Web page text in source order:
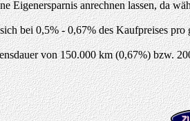
Eigenersparnis anrechnen lassen, da
bei 0,5% - 0,67% des Kaufpreises pro
von 150.000 km (0,67%) bzw.